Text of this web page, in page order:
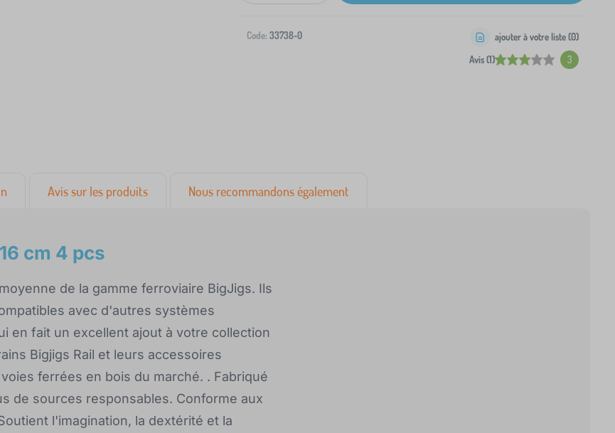
Code: 33738-0
Avis (1) 3
ajouter à votre liste (0)
Avis sur les produits Nous recommandons également
cm 4 pcs
de la gamme ferroviaire BigJigs. Ils
avec d'autres systèmes
en fait un excellent ajout à votre collection
Bigjigs Rail et leurs accessoires
ferrées en bois du marché. . Fabriqué
de sources responsables. Conforme aux
l'imagination, la dextérité et la